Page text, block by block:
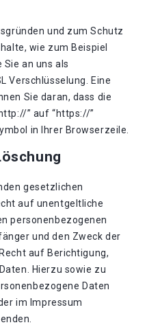
und zum Schutz
wie zum Beispiel
an uns als
Verschlüsselung. Eine
Sie daran, dass die
” auf “https://”
in Ihrer Browserzeile.
gesetzlichen
auf unentgeltliche
personenbezogenen
und den Zweck der
auf Berichtigung,
Hierzu sowie zu
Daten
im Impressum